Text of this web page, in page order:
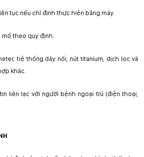
tục nếu chỉ định thực hiện bằng máy.
theo quy định.
hệ thống dây nối, nút titanium, dịch lọc và
khác.
liên lạc với người bệnh ngoại trú (điện thoại,